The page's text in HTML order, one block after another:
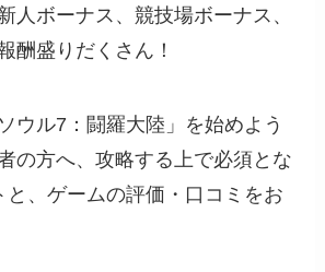
人ボーナス、競技場ボーナス、
酬盛りだくさん！
ウル7：闘羅大陸」を始めよう
の方へ、攻略する上で必須とな
と、ゲームの評価・口コミをお